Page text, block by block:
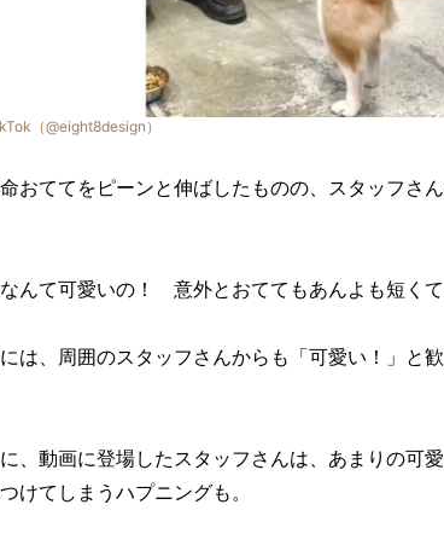
（@eight8design）
おててをピーンと伸ばしたものの、スタッフさ
んて可愛いの！ 意外とおててもあんよも短くて
は、周囲のスタッフさんからも「可愛い！」と
、動画に登場したスタッフさんは、あまりの可
けてしまうハプニングも。